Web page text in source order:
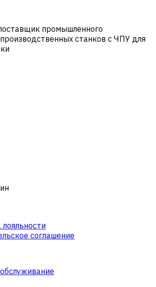
промышленного
станков с ЧПУ для
соглашение